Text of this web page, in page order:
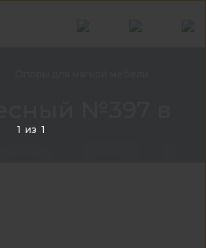
1 из 1